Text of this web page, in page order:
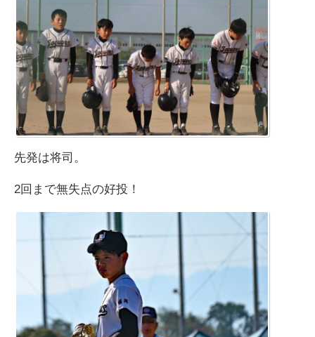
先発は将司。
2回まで無失点の好投！